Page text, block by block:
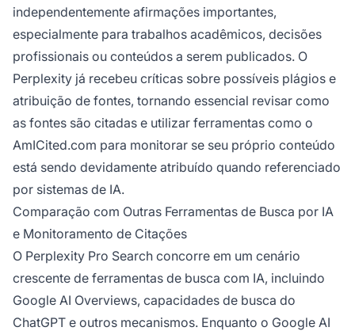
independentemente afirmações importantes,
especialmente para trabalhos acadêmicos, decisões
profissionais ou conteúdos a serem publicados. O
Perplexity já recebeu críticas sobre possíveis plágios e
atribuição de fontes, tornando essencial revisar como
as fontes são citadas e utilizar ferramentas como o
AmICited.com para monitorar se seu próprio conteúdo
está sendo devidamente atribuído quando referenciado
por sistemas de IA.
Comparação com Outras Ferramentas de Busca por IA
e Monitoramento de Citações
O Perplexity Pro Search concorre em um cenário
crescente de ferramentas de busca com IA, incluindo
Google AI Overviews, capacidades de busca do
ChatGPT e outros mecanismos. Enquanto o Google AI